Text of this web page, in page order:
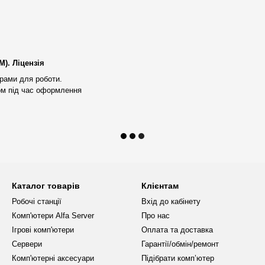
вашого обладнання.
але й естетично
додаткову впевненість
Ліцензія
для роботи.
під час оформлення
Каталог товарів
Робочі станції
Комп'ютери Alfa Server
Ігрові комп'ютери
Сервери
Комп'ютерні аксесуари
Клієнтам
Вхід до кабінету
Про нас
Оплата та доставка
Гарантії/обмін/ремонт
Підібрати комп’ютер